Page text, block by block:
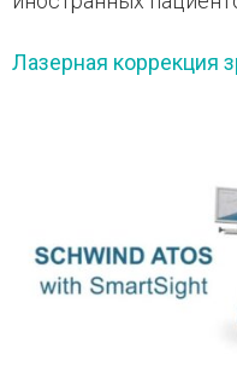
Лазерная коррекция